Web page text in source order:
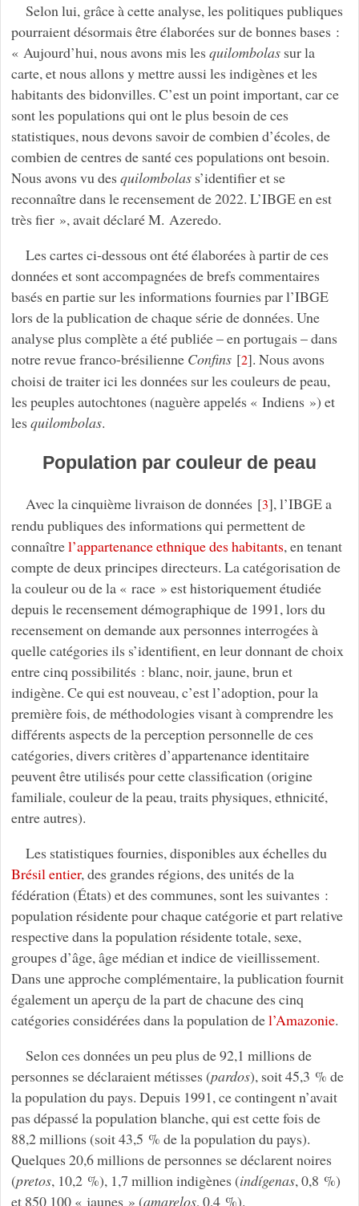
Selon lui, grâce à cette analyse, les politiques publiques
pourraient désormais être élaborées sur de bonnes bases :
« Aujourd’hui, nous avons mis les quilombolassur la
carte, et nous allons y mettre aussi les indigènes et les
habitants des bidonvilles. C’est un point important, car ce
sont les populations qui ont le plus besoin de ces
statistiques, nous devons savoir de combien d’écoles, de
combien de centres de santé ces populations ont besoin.
Nous avons vu des quilombolass’identifier et se
reconnaître dans le recensement de 2022. L’IBGE en est
très fier », avait déclaré M. Azeredo.
Les cartes ci-dessous ont été élaborées à partir de ces
données et sont accompagnées de brefs commentaires
basés en partie sur les informations fournies par l’IBGE
lors de la publication de chaque série de données. Une
analyse plus complète a été publiée – en portugais – dans
notre revue franco-brésilienne Confins[2]. Nous avons
choisi de traiter ici les données sur les couleurs de peau,
les peuples autochtones (naguère appelés « Indiens ») et
les quilombolas.
Population par couleur de peau
Avec la cinquième livraison de données [3], l’IBGE a
rendu publiques des informations qui permettent de
connaîtrel’appartenance ethnique des habitants, en tenant
compte de deux principes directeurs. La catégorisation de
la couleur ou de la « race » est historiquement étudiée
depuis le recensement démographique de 1991, lors du
recensement on demande aux personnes interrogées à
quelle catégories ils s’identifient, en leur donnant de choix
entre cinq possibilités : blanc, noir, jaune, brun et
indigène. Ce qui est nouveau, c’est l’adoption, pour la
première fois, de méthodologies visant à comprendre les
différents aspects de la perception personnelle de ces
catégories, divers critères d’appartenance identitaire
peuvent être utilisés pour cette classification (origine
familiale, couleur de la peau, traits physiques, ethnicité,
entre autres).
Les statistiques fournies, disponibles aux échelles du
Brésil entier, des grandes régions, des unités de la
fédération (États) et des communes, sont les suivantes :
population résidente pour chaque catégorie et part relative
respective dans la population résidente totale, sexe,
groupes d’âge, âge médian et indice de vieillissement.
Dans une approche complémentaire, la publication fournit
également un aperçu de la part de chacune des cinq
catégories considérées dans la population del’Amazonie.
Selon ces données un peu plus de 92,1 millions de
personnes se déclaraient métisses (pardos), soit 45,3 % de
la population du pays. Depuis 1991, ce contingent n’avait
pas dépassé la population blanche, qui est cette fois de
88,2 millions (soit 43,5 % de la population du pays).
Quelques 20,6 millions de personnes se déclarent noires
(pretos, 10,2 %), 1,7 million indigènes (indígenas, 0,8 %)
et 850 100 « jaunes » (amarelos, 0,4 %).